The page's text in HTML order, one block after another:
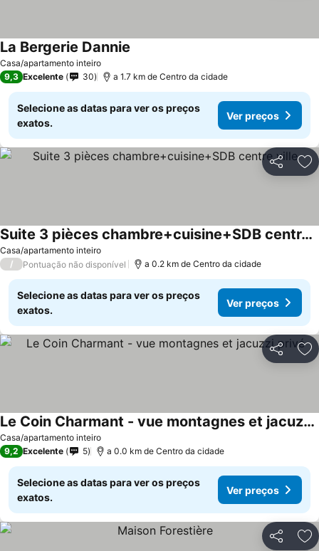
Casa/apartamento inteiro
La Bergerie Dannie
9,3 Excelente 30 a 1.7 km de Centro da cidade
Selecione as datas para ver os preços
exatos.
Ver preços
Partilhar
Casa/apartamento inteiro
Suite 3 pièces chambre+cuisine+SDB centre ville
/ Pontuação não disponível a 0.2 km de Centro da cidade
Selecione as datas para ver os preços
exatos.
Ver preços
Partilhar
Casa/apartamento inteiro
Le Coin Charmant - vue montagnes et jacuzzi privé
9,2 Excelente 5 a 0.0 km de Centro da cidade
Selecione as datas para ver os preços
exatos.
Ver preços
Partilhar